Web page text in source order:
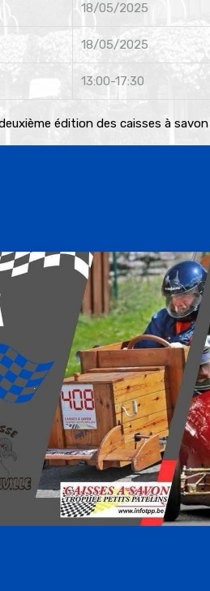
18/05/2025
18/05/2025
13:00-17:30
édition des caisses à